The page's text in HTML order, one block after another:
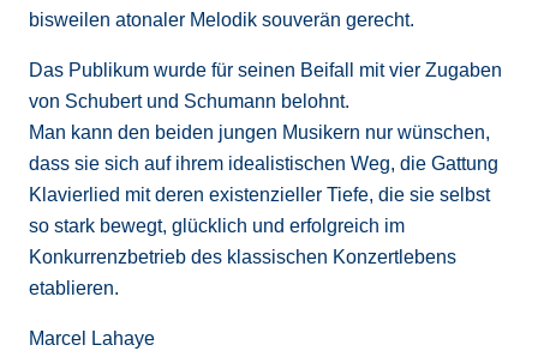
bisweilen atonaler Melodik souverän gerecht.
Das Publikum wurde für seinen Beifall mit vier Zugaben
von Schubert und Schumann belohnt.
Man kann den beiden jungen Musikern nur wünschen,
dass sie sich auf ihrem idealistischen Weg, die Gattung
Klavierlied mit deren existenzieller Tiefe, die sie selbst
so stark bewegt, glücklich und erfolgreich im
Konkurrenzbetrieb des klassischen Konzertlebens
etablieren.
Marcel Lahaye